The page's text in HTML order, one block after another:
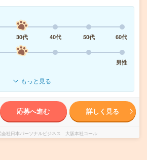
30代 40代 50代
60代
男性
もっと見る
応募へ進む 詳しく見る
会社日本パーソナルビジネス 大阪本社コール